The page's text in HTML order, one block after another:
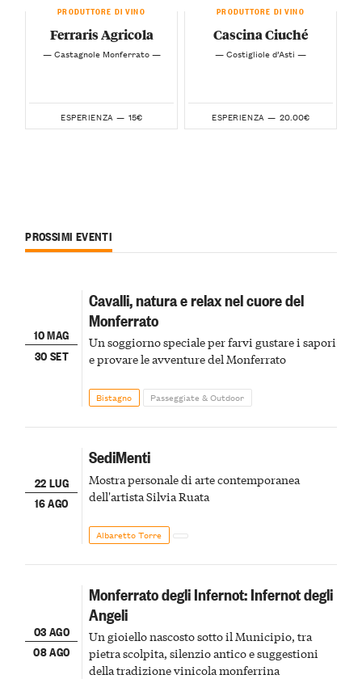
PRODUTTORE DI VINO
Ferraris Agricola
— Castagnole Monferrato —
ESPERIENZA — 15€
PRODUTTORE DI VINO
Cascina Ciuché
— Costigliole d’Asti —
ESPERIENZA — 20.00€
PROSSIMI EVENTI
10 MAG
30 SET
Cavalli, natura e relax nel cuore del
Monferrato
Un soggiorno speciale per farvi gustare i sapori
e provare le avventure del Monferrato
Bistagno Passeggiate & Outdoor
22 LUG
16 AGO
SediMenti
Mostra personale di arte contemporanea
dell'artista Silvia Ruata
Albaretto Torre
03 AGO
08 AGO
Monferrato degli Infernot: Infernot degli
Angeli
Un gioiello nascosto sotto il Municipio, tra
pietra scolpita, silenzio antico e suggestioni
della tradizione vinicola monferrina